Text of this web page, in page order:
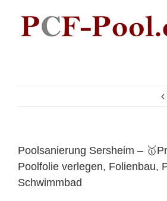
content
Poolsanierung Sersheim –
Poolfolie verlegen, Folienbau,
Schwimmbad